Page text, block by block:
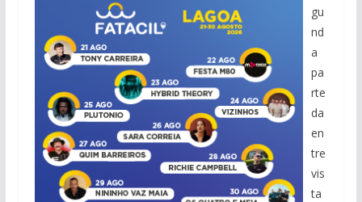
gu
nd
a
pa
rte
da
en
tre
vis
ta